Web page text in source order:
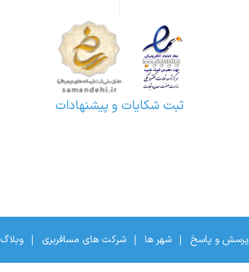
ثبت شکایات و پیشنهادات
پرسش و پاسخ شهر ها شرکت های مسافربری وبلاگ